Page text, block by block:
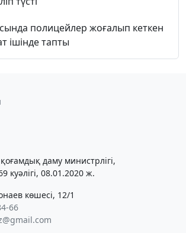
полицейлер жоғалып кеткен
ішінде тапты
даму министрлігі,
куәлігі, 08.01.2020 ж.
көшесі, 12/1
66